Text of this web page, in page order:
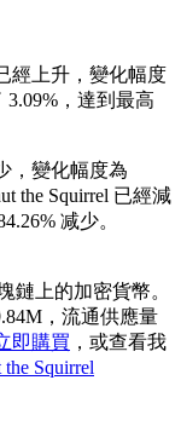
經上升，變化幅度
，達到最高
，變化幅度為
the Squirrel 已經減
减少。
鏈上的加密貨幣。
，流通供應量
即購買 ，或查看我
Squirrel